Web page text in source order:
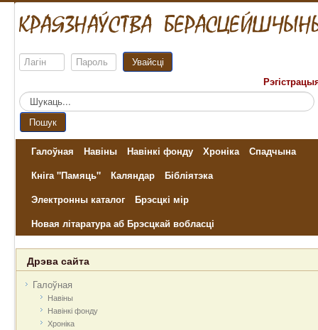
Увайсці
Пошук...
Пошук
Галоўная Навіны Навінкі фонду Хроніка
Спадчына
Кніга "Памяць"
Каляндар
Бібліятэка
Электронны каталог
Брэсцкі мір
Новая літаратура аб Брэсцкай вобласці
Дрэва сайта
Галоўная
Навіны
Навінкі фонду
Хроніка